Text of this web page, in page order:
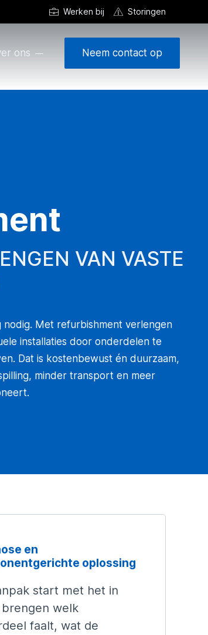
Werken bij Storingen
ons Neem contact op
VAN VASTE
nodig. Met refurbishment verlengen
installaties door onderdelen te
Dat is kostenbewust én duurzaam,
minder transport en meer
en
oplossing
start met het in
welk
faalt, wat de